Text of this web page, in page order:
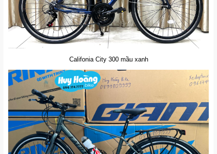
Califonia City 300 mầu xanh